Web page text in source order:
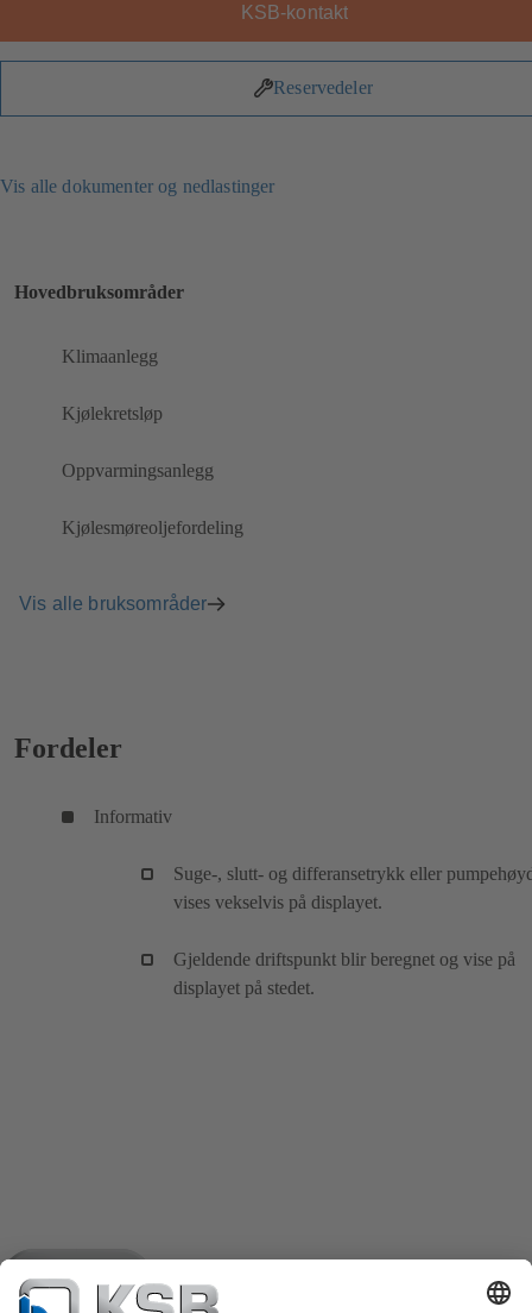
KSB-kontakt
Reservedeler
Vis alle dokumenter og nedlastinger
Hovedbruksområder
Klimaanlegg
Kjølekretsløp
Oppvarmingsanlegg
Kjølesmøreoljefordeling
Vis alle bruksområder
Fordeler
Informativ
Suge-, slutt- og differansetrykk eller
vises vekselvis på displayet.
Gjeldende driftspunkt blir beregnet og vise på
displayet på stedet.